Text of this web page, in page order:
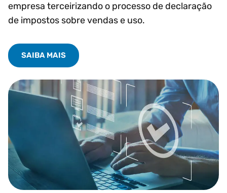
empresa terceirizando o processo de declaração
de impostos sobre vendas e uso.
SAIBA MAIS